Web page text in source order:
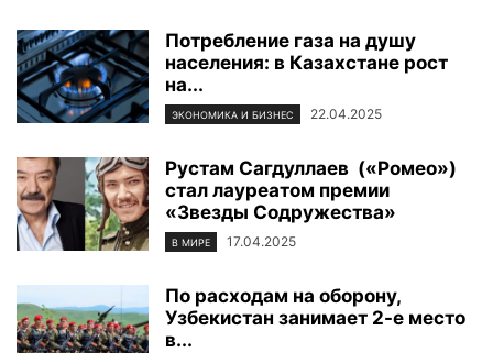
Потребление газа на душу
населения: в Казахстане рост
на...
ЭКОНОМИКА И БИЗНЕС 22.04.2025
Рустам Сагдуллаев («Ромео»)
стал лауреатом премии
«Звезды Содружества»
В МИРЕ 17.04.2025
По расходам на оборону,
Узбекистан занимает 2-е место
в...